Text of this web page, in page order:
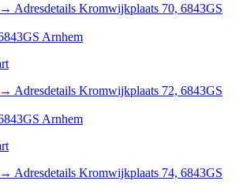
→ Adresdetails Kromwijkplaats 70, 6843GS
Arnhem
→ Adresdetails Kromwijkplaats 72, 6843GS
Arnhem
→ Adresdetails Kromwijkplaats 74, 6843GS